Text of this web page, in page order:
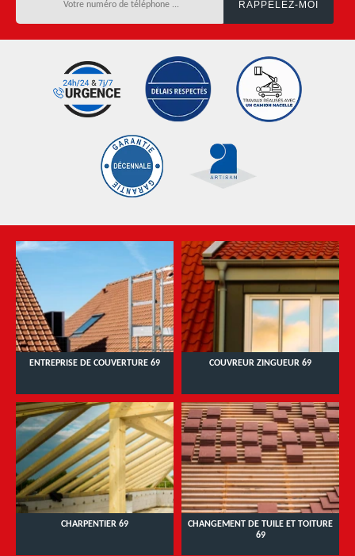
ENTREPRISE DE COUVERTURE 69 COUVREUR ZINGUEUR 69
CHARPENTIER 69
CHANGEMENT DE TUILE ET TOITURE
69